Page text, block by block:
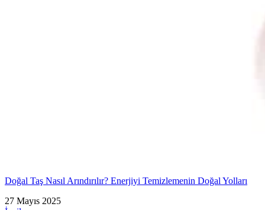
Doğal Taş Nasıl Arındırılır? Enerjiyi Temizlemenin Doğal Yolları
27 Mayıs 2025